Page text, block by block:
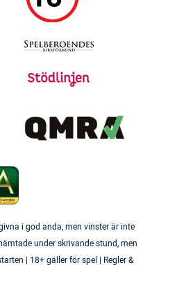
i god anda, men vinster är inte
under skrivande stund, men
| 18+ gäller för spel | Regler &